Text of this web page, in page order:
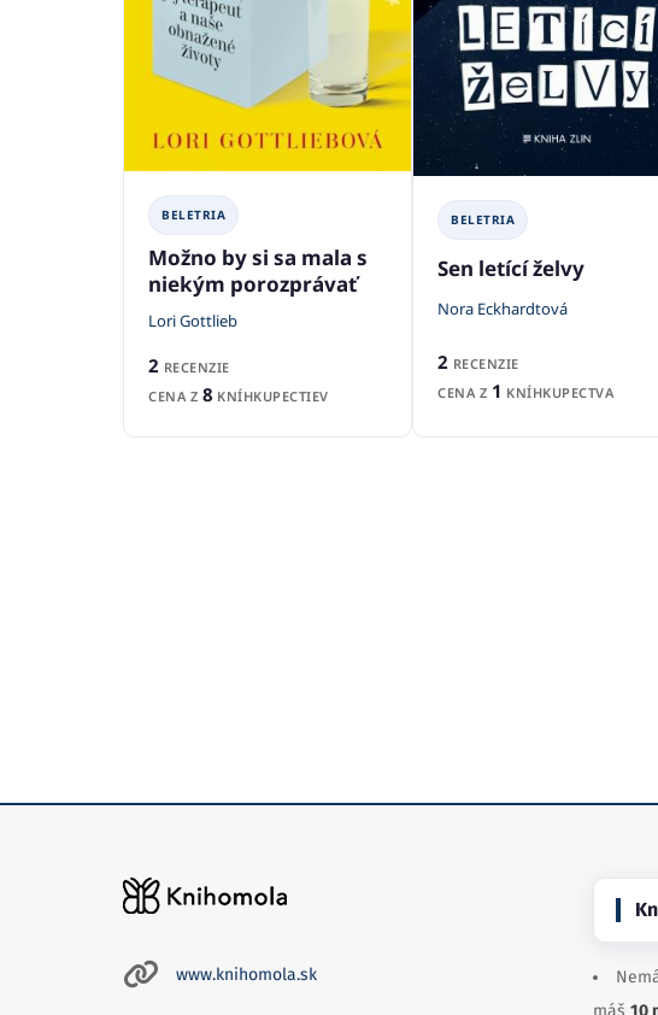
BELETRIA
Možno by si sa mala s
niekým porozprávať
Lori Gottlieb
2 RECENZIE
CENA Z 8 KNÍHKUPECTIEV
BELETRIA
Sen letící želvy
Nora Eckhardtová
2 RECENZIE
CENA Z 1 KNÍHKUPECTVA
www.knihomola.sk
máš 10